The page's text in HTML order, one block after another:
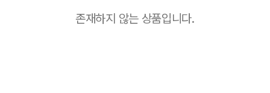
존재하지 않는 상품입니다.